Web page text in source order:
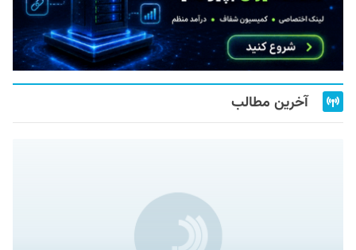
آخرین مطالب